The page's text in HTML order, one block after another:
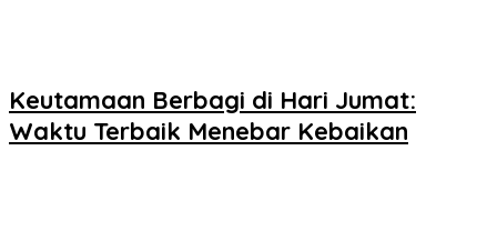
Keutamaan Berbagi di Hari Jumat:
Waktu Terbaik Menebar Kebaikan